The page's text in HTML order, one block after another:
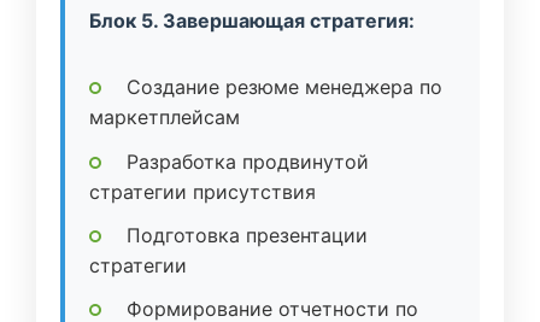
Блок 5. Завершающая стратегия:
Создание резюме менеджера по
маркетплейсам
Разработка продвинутой
стратегии присутствия
Подготовка презентации
стратегии
Формирование отчетности по